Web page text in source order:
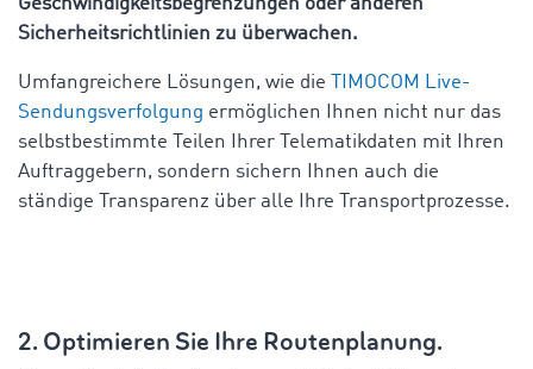
Sicherheitsrichtlinien zu überwachen.
Umfangreichere Lösungen, wie die
TIMOCOM Live-
Sendungsverfolgung ermöglichen Ihnen nicht nur das
selbstbestimmte Teilen Ihrer Telematikdaten mit Ihren
Auftraggebern, sondern sichern Ihnen auch die
ständige Transparenz über alle Ihre Transportprozesse.
2. Optimieren Sie Ihre Routenplanung.